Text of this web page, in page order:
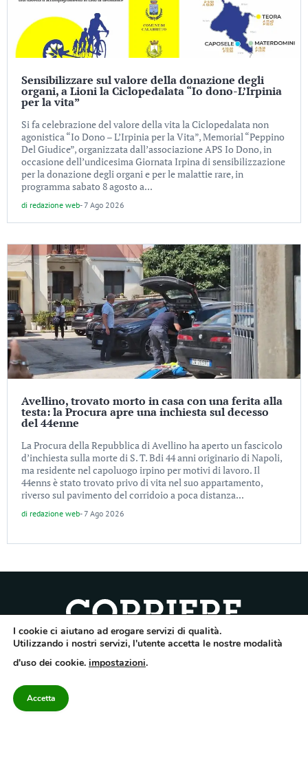
Sensibilizzare sul valore della donazione degli
organi, a Lioni la Ciclopedalata “Io dono-L’Irpinia
per la vita”
Si fa celebrazione del valore della vita la Ciclopedalata non
agonistica “Io Dono – L’Irpinia per la Vita”, Memorial “Peppino
Del Giudice”, organizzata dall’associazione APS Io Dono, in
occasione dell’undicesima Giornata Irpina di sensibilizzazione
per la donazione degli organi e per le malattie rare, in
programma sabato 8 agosto a...
di redazione web-7 Ago 2026
Avellino, trovato morto in casa con una ferita alla
testa: la Procura apre una inchiesta sul decesso
del 44enne
La Procura della Repubblica di Avellino ha aperto un fascicolo
d’inchiesta sulla morte di S. T. Bdi 44 anni originario di Napoli,
ma residente nel capoluogo irpino per motivi di lavoro. Il
44enns è stato trovato privo di vita nel suo appartamento,
riverso sul pavimento del corridoio a poca distanza...
di redazione web-7 Ago 2026
Quotidiano dell’Irpinia, a diffusione regionale. Reg. Trib. di Avellino n.7/12 del
Direttore responsabile Gianni Festa – Corriere srl – Via Annarumma 39/A 83100
Categorie
I cookie ci aiutano ad erogare servizi di qualità.
Utilizzando i nostri servizi, l'utente accetta le nostre modalità
d'uso dei cookie. impostazioni.
Accetta